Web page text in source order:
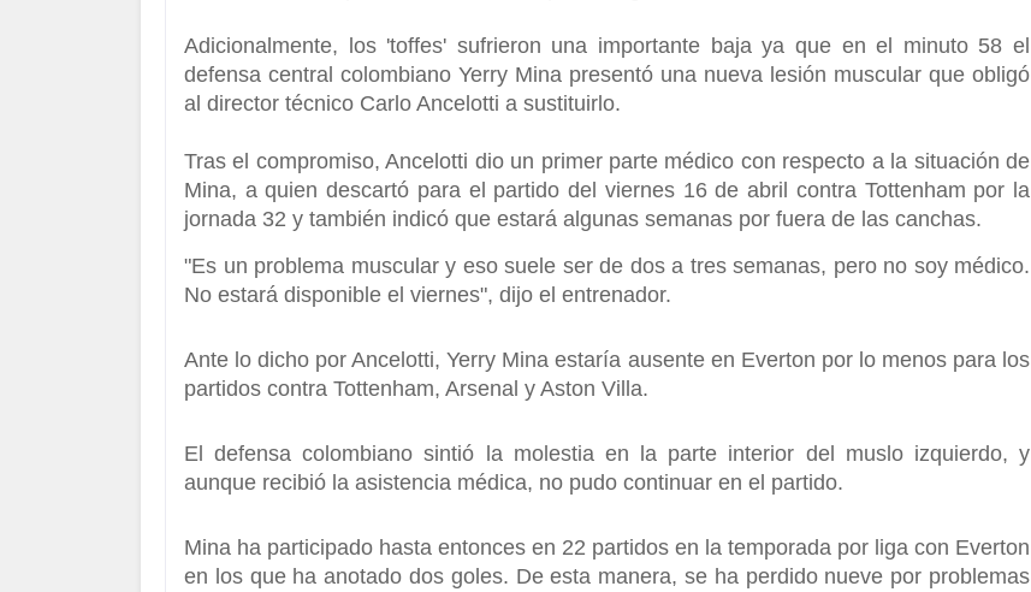
Adicionalmente, los 'toffes' sufrieron una importante baja ya que en el minuto 58 el
defensa central colombiano Yerry Mina presentó una nueva lesión muscular que obligó
al director técnico Carlo Ancelotti a sustituirlo.
Tras el compromiso, Ancelotti dio un primer parte médico con respecto a la situación de
Mina, a quien descartó para el partido del viernes 16 de abril contra Tottenham por la
jornada 32 y también indicó que estará algunas semanas por fuera de las canchas.
"Es un problema muscular y eso suele ser de dos a tres semanas, pero no soy médico.
No estará disponible el viernes", dijo el entrenador.
Ante lo dicho por Ancelotti, Yerry Mina estaría ausente en Everton por lo menos para los
partidos contra Tottenham, Arsenal y Aston Villa.
El defensa colombiano sintió la molestia en la parte interior del muslo izquierdo, y
aunque recibió la asistencia médica, no pudo continuar en el partido.
Mina ha participado hasta entonces en 22 partidos en la temporada por liga con Everton
en los que ha anotado dos goles. De esta manera, se ha perdido nueve por problemas